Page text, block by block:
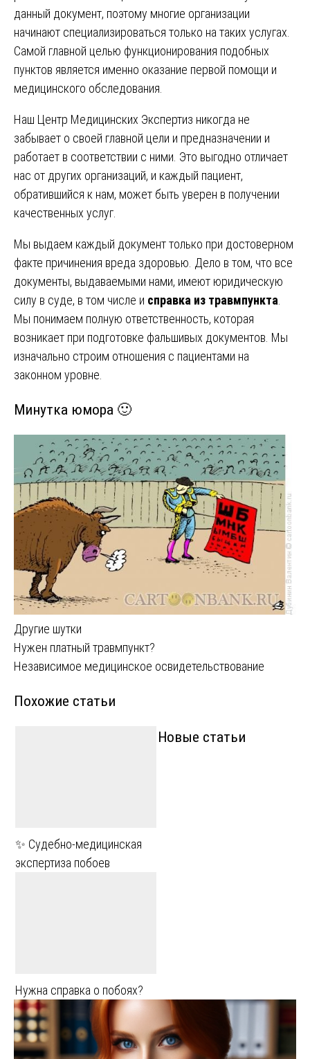
данный документ, поэтому многие организации
начинают специализироваться только на таких услугах.
Самой главной целью функционирования подобных
пунктов является именно оказание первой помощи и
медицинского обследования.
Наш Центр Медицинских Экспертиз никогда не
забывает о своей главной цели и предназначении и
работает в соответствии с ними. Это выгодно отличает
нас от других организаций, и каждый пациент,
обратившийся к нам, может быть уверен в получении
качественных услуг.
Мы выдаем каждый документ только при достоверном
факте причинения вреда здоровью. Дело в том, что все
документы, выдаваемыми нами, имеют юридическую
силу в суде, в том числе и cправка из травмпункта
Мы понимаем полную ответственность, которая
возникает при подготовке фальшивых документов. Мы
изначально строим отношения с пациентами на
законном уровне.
Минутка юмора 🙂
Другие шутки
Навигация
записям
Нужен платный травмпункт?
Независимое медицинское освидетельствование
Похожие статьи
✨ Судебно-медицинская
экспертиза побоев
Нужна справка о побоях?
Новые статьи